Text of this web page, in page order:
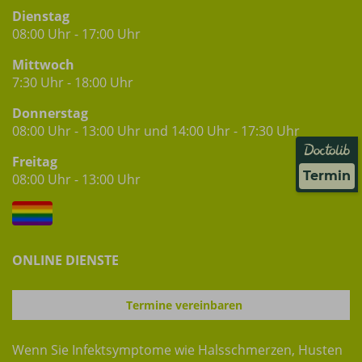
Dienstag
08:00 Uhr - 17:00 Uhr
Mittwoch
7:30 Uhr - 18:00 Uhr
Donnerstag
08:00 Uhr - 13:00 Uhr und 14:00 Uhr - 17:30 Uhr
Freitag
08:00 Uhr - 13:00 Uhr
ONLINE DIENSTE
Termine vereinbaren
Wenn Sie Infektsymptome wie Halsschmerzen, Husten
Termin